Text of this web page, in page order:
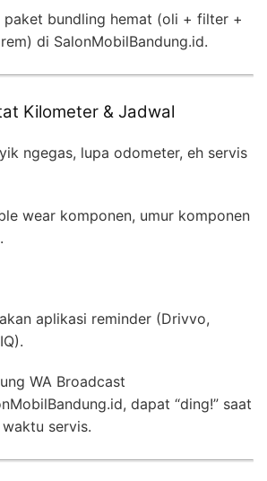
paket bundling hemat (oli + filter +
di SalonMobilBandung.id.
Kilometer & Jadwal
ngegas, lupa odometer, eh servis
wear komponen, umur komponen
aplikasi reminder (Drivvo,
WA Broadcast
dapat “ding!” saat
servis.